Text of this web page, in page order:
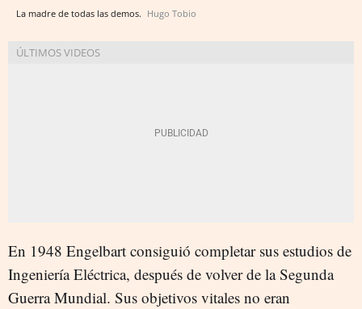
La madre de todas las demos. Hugo Tobio
En 1948 Engelbart consiguió completar sus estudios de
Ingeniería Eléctrica, después de volver de la Segunda
Guerra Mundial. Sus objetivos vitales no eran